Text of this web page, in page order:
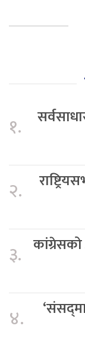
१.
२.
३.
४.